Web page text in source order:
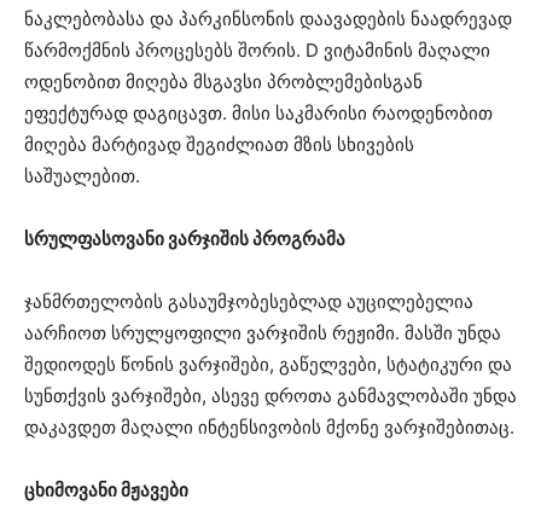
ნაკლებობასა და პარკინსონის დაავადების ნაადრევად
წარმოქმნის პროცესებს შორის. D ვიტამინის მაღალი
ოდენობით მიღება მსგავსი პრობლემებისგან
ეფექტურად დაგიცავთ. მისი საკმარისი რაოდენობით
მიღება მარტივად შეგიძლიათ მზის სხივების
საშუალებით.
სრულფასოვანი ვარჯიშის პროგრამა
ჯანმრთელობის გასაუმჯობესებლად აუცილებელია
აარჩიოთ სრულყოფილი ვარჯიშის რეჟიმი. მასში უნდა
შედიოდეს წონის ვარჯიშები, გაწელვები, სტატიკური და
სუნთქვის ვარჯიშები, ასევე დროთა განმავლობაში უნდა
დაკავდეთ მაღალი ინტენსივობის მქონე ვარჯიშებითაც.
ცხიმოვანი მჟავები